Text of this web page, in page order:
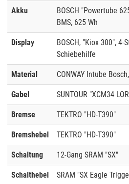
Akku
BOSCH "Powertube
BMS, 625 Wh
Display
BOSCH, "Kiox 300",
Schiebehilfe
Material CONWAY Intube
Gabel SUNTOUR "XCM34
Bremse TEKTRO "HD-T390"
Bremshebel TEKTRO "HD-T390"
Schaltung 12-Gang SRAM "SX"
Schalthebel SRAM "SX Eagle